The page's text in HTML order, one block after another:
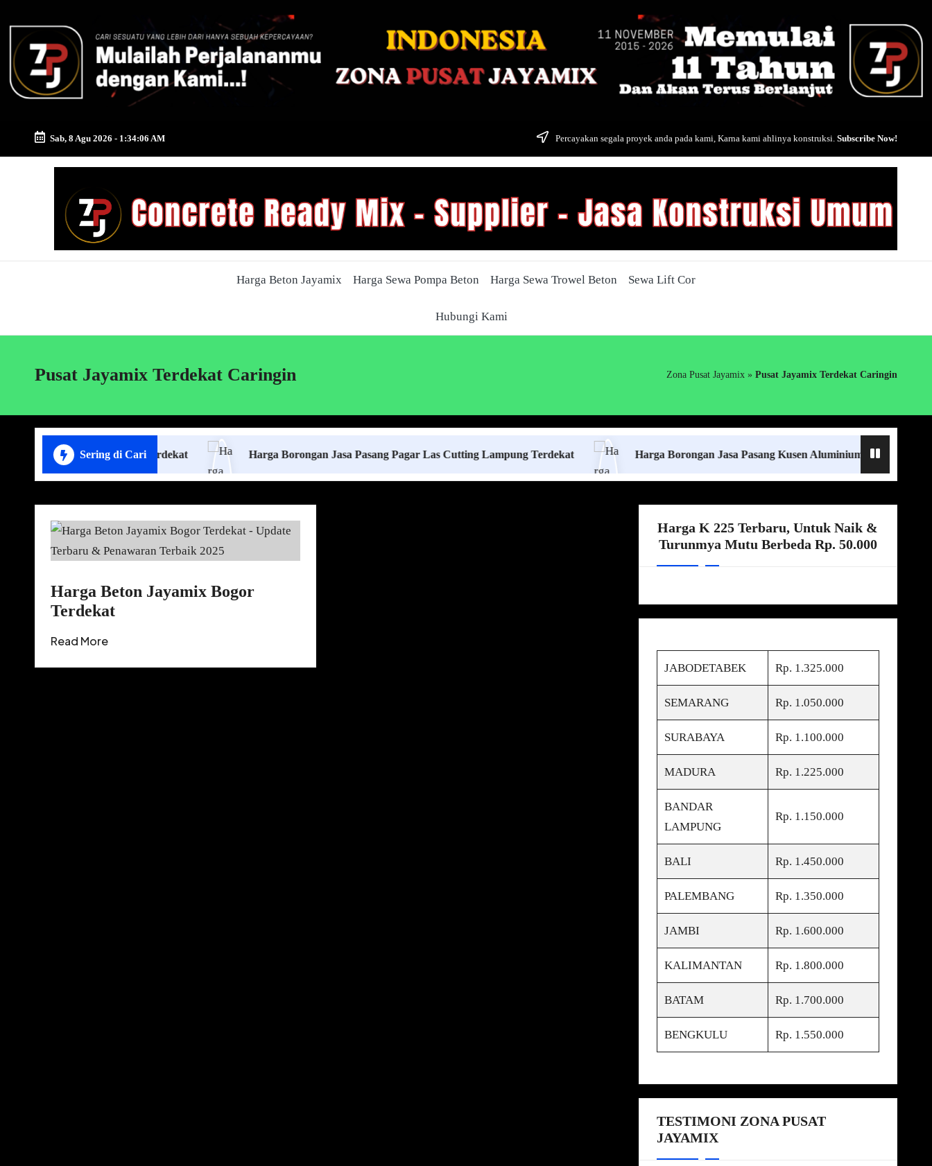
content
Sab, 8 Agu 2026 - 1:34:07 AM Percayakan segala proyek anda pada kami, Karna kami ahlinya konstruksi. Subscribe Now!
Harga Beton Jayamix Harga Sewa Pompa Beton Harga Sewa Trowel Beton Sewa Lift Cor
Hubungi Kami
Pusat Jayamix Terdekat Caringin Zona Pusat Jayamix » Pusat Jayamix Terdekat Caringin
Sering di Cari
Plafon Lampung Terdekat Harga Borongan Jasa Pasang Pagar Las Cutting Lampung Terdekat Harga Borongan Jasa Pasang Kusen Aluminium Lampung Terdekat
Harga Beton Jayamix Bogor
Terdekat
Read More
Harga K 225 Terbaru, Untuk Naik &
Turunmya Mutu Berbeda Rp. 50.000
JABODETABEK Rp. 1.325.000
SEMARANG Rp. 1.050.000
SURABAYA Rp. 1.100.000
MADURA Rp. 1.225.000
BANDAR
LAMPUNG
Rp. 1.150.000
BALI Rp. 1.450.000
PALEMBANG Rp. 1.350.000
JAMBI Rp. 1.600.000
KALIMANTAN Rp. 1.800.000
BATAM Rp. 1.700.000
BENGKULU Rp. 1.550.000
TESTIMONI ZONA PUSAT
JAYAMIX